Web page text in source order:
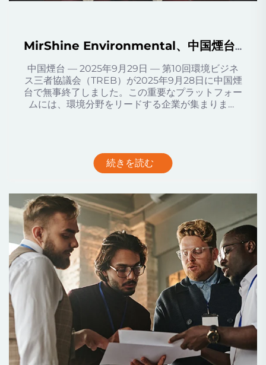
MirShine Environmental、中国煙台で開催された第10回環境ビジネス三者協議会（TREB）に成功裏に参加
中国煙台 — 2025年9月29日 — 第10回環境ビジネ
ス三者協議会（TREB）が2025年9月28日に中国煙
台で無事終了しました。この重要なプラットフォー
ムには、環境分野をリードする企業が集まりまし
続きを読む